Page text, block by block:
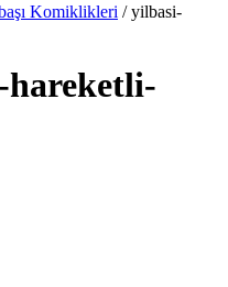
Komiklikleri / yilbasi-